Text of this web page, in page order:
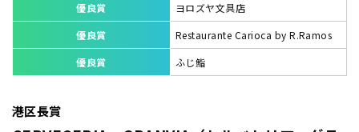
優良賞
ヨロズヤ文具店
優良賞
Restaurante Carioca by R.Ramos
優良賞
ふじ鮨
港区長賞